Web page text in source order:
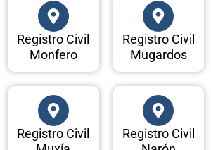
Registro Civil
Monfero
Registro Civil
Mugardos
Registro Civil
Registro Civil